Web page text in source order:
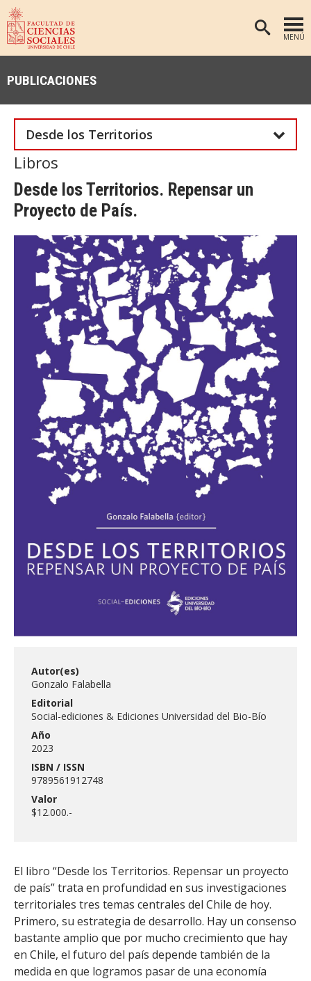
MENÚ
DEPARTAMENTOS
ANTROPOLOGÍA
PSICOLOGÍA
SOCIOLOGÍA
TRABAJO SOCIAL
PREGRADO
INVESTIGACIÓN
PUBLICACIONES
EXTENSIÓN
BIBLIOTECA
ADMISIÓN
ESTUDIANTES
ACADÉMICOS
FUNCIONARIOS
EGRESADOS
PUBLICACIONES
Desde los Territorios
Libros
Desde los Territorios. Repensar un
Proyecto de País.
Autor(es)
Gonzalo Falabella
Editorial
Social-ediciones & Ediciones Universidad del Bio-Bío
Año
2023
ISBN / ISSN
9789561912748
Valor
$12.000.-
El libro “Desde los Territorios. Repensar un proyecto
de país” trata en profundidad en sus investigaciones
territoriales tres temas centrales del Chile de hoy.
Primero, su estrategia de desarrollo. Hay un consenso
bastante amplio que por mucho crecimiento que hay
en Chile, el futuro del país depende también de la
medida en que logramos pasar de una economía